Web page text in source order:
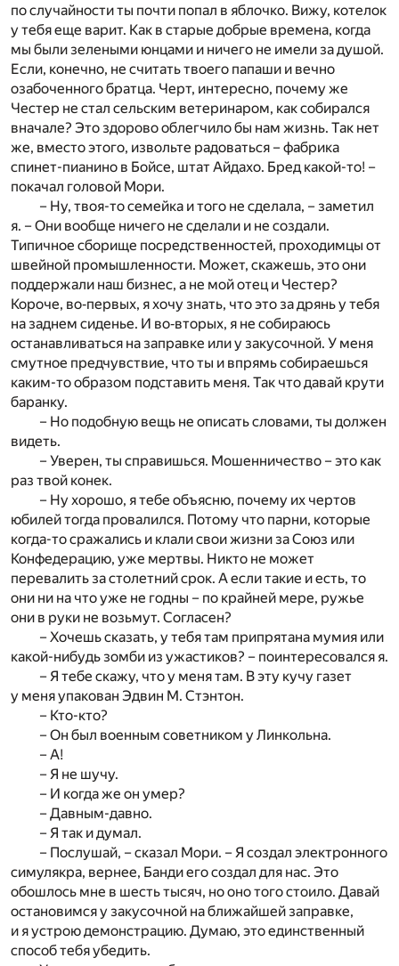
по случайности ты почти попал в яблочко. Вижу, котелок
у тебя еще варит. Как в старые добрые времена, когда
мы были зелеными юнцами и ничего не имели за душой.
Если, конечно, не считать твоего папаши и вечно
озабоченного братца. Черт, интересно, почему же
Честер не стал сельским ветеринаром, как собирался
вначале? Это здорово облегчило бы нам жизнь. Так нет
же, вместо этого, извольте радоваться – фабрика
спинет-пианино в Бойсе, штат Айдахо. Бред какой-то! –
покачал головой Мори.
– Ну, твоя-то семейка и того не сделала, – заметил
я. – Они вообще ничего не сделали и не создали.
Типичное сборище посредственностей, проходимцы от
швейной промышленности. Может, скажешь, это они
поддержали наш бизнес, а не мой отец и Честер?
Короче, во‐первых, я хочу знать, что это за дрянь у тебя
на заднем сиденье. И во‐вторых, я не собираюсь
останавливаться на заправке или у закусочной. У меня
смутное предчувствие, что ты и впрямь собираешься
каким-то образом подставить меня. Так что давай крути
баранку.
– Но подобную вещь не описать словами, ты должен
видеть.
– Уверен, ты справишься. Мошенничество – это как
раз твой конек.
– Ну хорошо, я тебе объясню, почему их чертов
юбилей тогда провалился. Потому что парни, которые
когда-то сражались и клали свои жизни за Союз или
Конфедерацию, уже мертвы. Никто не может
перевалить за столетний срок. А если такие и есть, то
они ни на что уже не годны – по крайней мере, ружье
они в руки не возьмут. Согласен?
– Хочешь сказать, у тебя там припрятана мумия или
какой-нибудь зомби из ужастиков? – поинтересовался я.
– Я тебе скажу, что у меня там. В эту кучу газет
у меня упакован Эдвин М. Стэнтон.
– Кто-кто?
– Он был военным советником у Линкольна.
– А!
– Я не шучу.
– И когда же он умер?
– Давным-давно.
– Я так и думал.
– Послушай, – сказал Мори. – Я создал электронного
симулякра, вернее, Банди его создал для нас. Это
обошлось мне в шесть тысяч, но оно того стоило. Давай
остановимся у закусочной на ближайшей заправке,
и я устрою демонстрацию. Думаю, это единственный
способ тебя убедить.